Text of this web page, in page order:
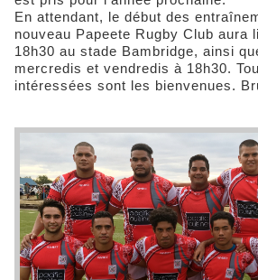
En attendant, le début des
nouveau Papeete Rugby Club aura
18h30 au stade Bambridge, ainsi
mercredis et vendredis à 18h30.
intéressées sont les bienvenues.